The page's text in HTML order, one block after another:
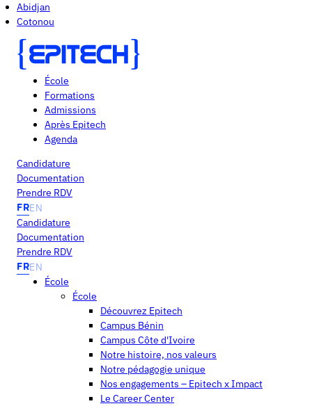
Abidjan
Cotonou
École
Formations
Admissions
Après Epitech
Agenda
Candidature
Documentation
Prendre RDV
FREN
Candidature
Documentation
Prendre RDV
FREN
École
École
Découvrez Epitech
Campus Bénin
Campus Côte d'Ivoire
Notre histoire, nos valeurs
Notre pédagogie unique
Nos engagements – Epitech x Impact
Le Career Center